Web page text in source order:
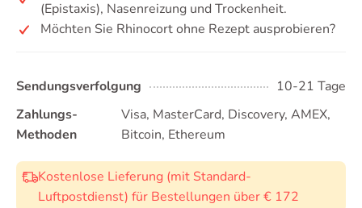
(Epistaxis), Nasenreizung und Trockenheit.
Möchten Sie Rhinocort ohne Rezept ausprobieren?
Sendungsverfolgung
10-21 Tage
Zahlungs-
Methoden
Visa, MasterCard, Discovery, AMEX,
Bitcoin, Ethereum
Kostenlose Lieferung (mit Standard-
Luftpostdienst) für Bestellungen über € 172